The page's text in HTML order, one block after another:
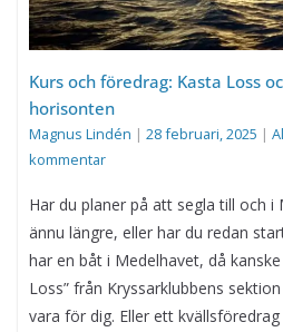
Kurs och föredrag: Kasta Loss
horisonten
Magnus Lindén | 28 februari, 2025 |
kommentar
Har du planer på att segla till och i
ännu längre, eller har du redan
har en båt i Medelhavet, då
Loss” från Kryssarklubbens
vara för dig. Eller ett